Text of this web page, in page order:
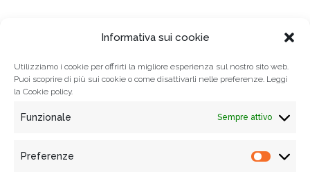
Informativa sui cookie
Utilizziamo i cookie per offrirti la migliore esperienza sul nostro sito web.
Puoi scoprire di più sui cookie o come disattivarli nelle preferenze. Leggi
la Cookie policy.
Funzionale Sempre attivo
Preferenze